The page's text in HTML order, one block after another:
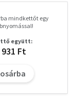
mindkettőt egy
együtt:
931 Ft